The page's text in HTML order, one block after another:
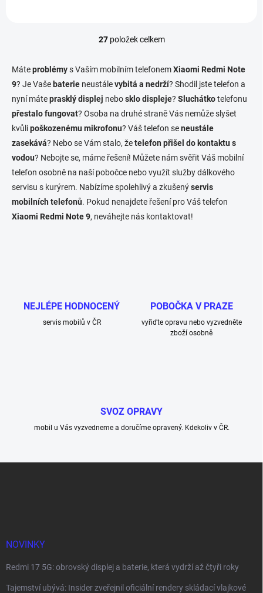
O
l
á
d
a
c
í
p
r
v
y
v
ý
p
i
27položek celkem
Máteproblémys Vaším mobilním telefonemXiaomi Redmi Note
9? Je Vaše baterie neustálevybitá a nedrží? Shodil jste telefon a
nyní máteprasklý displej nebosklo displeje? Sluchátkotelefonu
přestalo fungovat? Osoba na druhé straně Vás nemůže slyšet
kvůlipoškozenému mikrofonu? Váš telefon seneustále
zasekává? Nebo se Vám stalo, žetelefon přišel do kontaktu s
vodou? Nebojte se, máme řešení! Můžete nám svěřit Váš mobilní
telefon osobně na naší pobočce nebo využít služby dálkového
servisu s kurýrem. Nabízíme spolehlivý a zkušenýservis
mobilních telefonů. Pokud nenajdete řešení pro Váš telefon
Xiaomi Redmi Note 9, neváhejte nás kontaktovat!
NEJLÉPE HODNOCENÝ
servis mobilů v ČR
POBOČKA V PRAZE
vyřiďte opravu nebo vyzvedněte
zboží osobně
SVOZ OPRAVY
mobil u Vás vyzvedneme a doručíme opravený. Kdekoliv v ČR.
NOVINKY
Redmi 17 5G: obrovský displej a baterie, která vydrží až čtyři roky
Tajemství ubývá: Insider zveřejnil oficiální rendery skládací vlajkové